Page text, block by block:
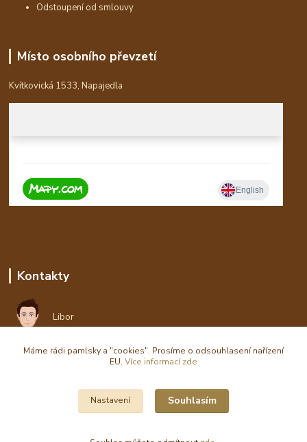
Odstoupení od smlouvy
Místo osobního převzetí
Kvítkovická 1533, Napajedla
Kontakty
Libor
eshop(zavináč)waldi.cz
Máme rádi pamlsky a "cookies". Prosíme o odsouhlasení nařízení
EU. Více informací zde
Nastavení Souhlasím